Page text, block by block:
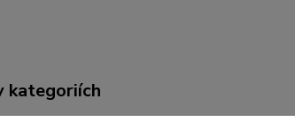
kategoriích